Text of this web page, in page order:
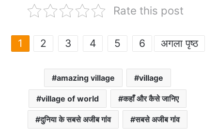
Rate this post
1 2 3 4 5 6 अगला पृष्ठ
amazing village village
village of world कहाँ और कैसे जानिए
दुनिया के सबसे अजीब गांव सबसे अजीब गांव